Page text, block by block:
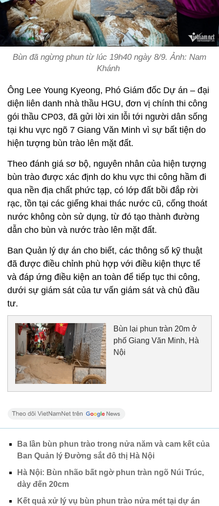
Bùn đã ngừng phun từ lúc 19h40 ngày 8/9. Ảnh: Nam
Khánh
Ông Lee Young Kyeong, Phó Giám đốc Dự án – đại
diện liên danh nhà thầu HGU, đơn vị chính thi công
gói thầu CP03, đã gửi lời xin lỗi tới người dân sống
tại khu vực ngõ 7 Giang Văn Minh vì sự bất tiện do
hiện tượng bùn trào lên mặt đất.
Theo đánh giá sơ bộ, nguyên nhân của hiện tượng
bùn trào được xác định do khu vực thi công hầm đi
qua nền địa chất phức tạp, có lớp đất bồi đắp rời
rạc, tồn tại các giếng khai thác nước cũ, cống thoát
nước không còn sử dụng, từ đó tạo thành đường
dẫn cho bùn và nước trào lên mặt đất.
Ban Quản lý dự án cho biết, các thông số kỹ thuật
đã được điều chỉnh phù hợp với điều kiện thực tế
và đáp ứng điều kiện an toàn để tiếp tục thi công,
dưới sự giám sát của tư vấn giám sát và chủ đầu
tư.
Bùn lại phun tràn 20m ở
phố Giang Văn Minh, Hà
Nội
Ba lần bùn phun trào trong nửa năm và cam kết của
Ban Quản lý Đường sắt đô thị Hà Nội
Hà Nội: Bùn nhão bất ngờ phun tràn ngõ Núi Trúc,
dày đến 20cm
Kết quả xử lý vụ bùn phun trào nửa mét tại dự án